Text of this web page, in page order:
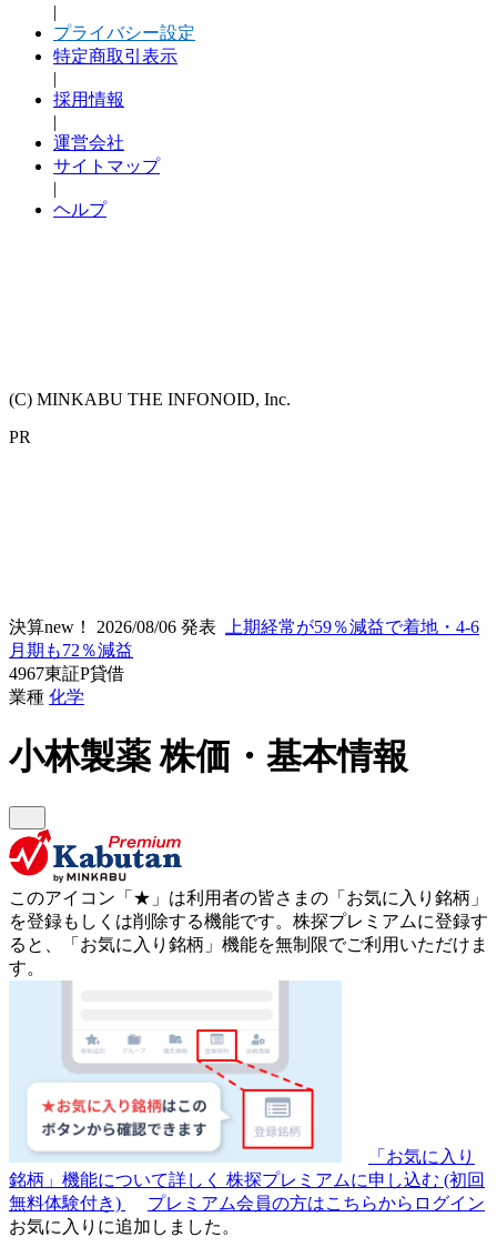
|
プライバシー設定
特定商取引表示
|
採用情報
|
運営会社
サイトマップ
|
ヘルプ
(C) MINKABU THE INFONOID, Inc.
PR
決算new！ 2026/08/06 発表
上期経常が59％減益で着地・4-6
月期も72％減益
4967東証P貸借
業種 化学
小林製薬株価・基本情報
このアイコン 「★」 は利用者の皆さまの 「お気に入り銘柄」
を登録もしくは削除する機能です。 株探プレミアムに登録す
ると、「お気に入り銘柄」機能を無制限でご利用いただけま
す。
「お気に入り
銘柄」機能について詳しく 株探プレミアムに申し込む (初回
無料体験付き)
プレミアム会員の方はこちらからログイン
お気に入りに追加しました。